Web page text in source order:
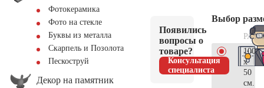
Фотокерамика
Фото на стекле
Буквы из металла
Скарпель и Позолота
Пескоструй
Декор на памятник
Появились
вопросы о
товаре?
Консультация
специалиста
Выбор
100
x
50
см.